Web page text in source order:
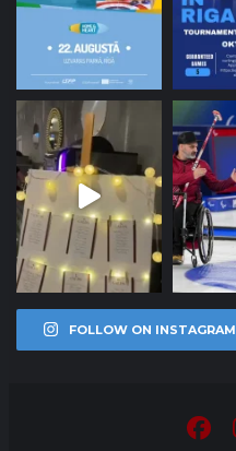
FOLLOW ON INSTAGRAM